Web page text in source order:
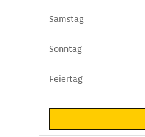
Samstag
Sonntag
Feiertag